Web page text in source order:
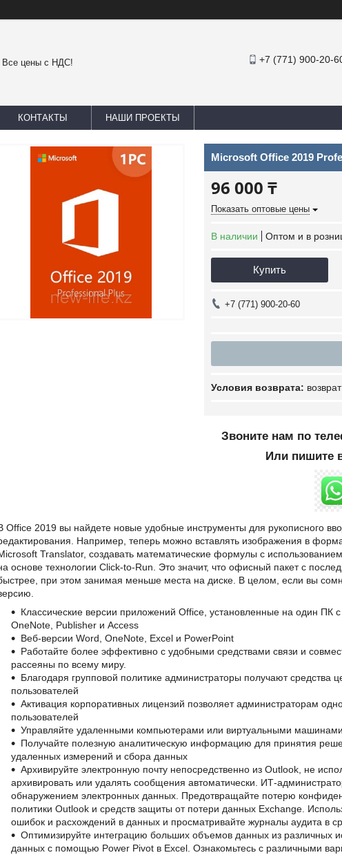
Все цены с НДС! +7 (771) 900-20-
КОНТАКТЫ НАШИ ПРОЕКТЫ
Microsoft Office 2019
96 000 ₸
Показать оптовые цены
В наличии Оптом и в
Купить
+7 (771) 900-20-60
Звоните нам по
Или пишите
Office 2019 вы найдете новые удобные инструменты для рукописного
Например, теперь можно вставлять изображения в
Translator, создавать математические формулы с
основе технологии Click-to-Run. Это значит, что офисный пакет с
при этом занимая меньше места на диске. В целом, если вы
Классические версии приложений Office, установленные на один ПК
OneNote, Publisher и Access
Веб-версии Word, OneNote, Excel и PowerPoint
Работайте более эффективно с удобными средствами связи и
рассеяны по всему миру.
Благодаря групповой политике администраторы получают
пользователей
Активация корпоративных лицензий позволяет администраторам
пользователей
Управляйте удаленными компьютерами или виртуальными
Получайте полезную аналитическую информацию для принятия
удаленных измерений и сбора данных
Архивируйте электронную почту непосредственно из Outlook, не
архивировать или удалять сообщения автоматически. ИТ-
обнаружением электронных данных. Предотвращайте потерю
политики Outlook и средств защиты от потери данных Exchange.
ошибок и расхождений в данных и просматривайте журналы аудита в
Оптимизируйте интеграцию больших объемов данных из различных
данных с помощью Power Pivot в Excel. Ознакомьтесь с различными